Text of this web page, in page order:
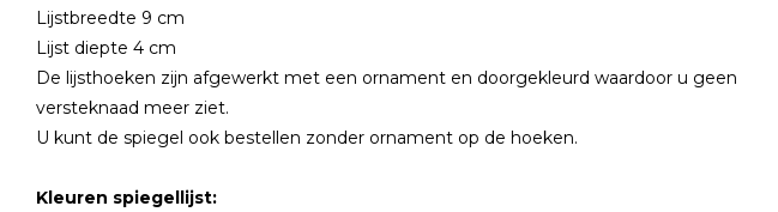
Lijstbreedte 9 cm
Lijst diepte 4 cm
De lijsthoeken zijn afgewerkt met een ornament en doorgekleurd waardoor u geen
versteknaad meer ziet.
U kunt de spiegel ook bestellen zonder ornament op de hoeken.
Kleuren spiegellijst: